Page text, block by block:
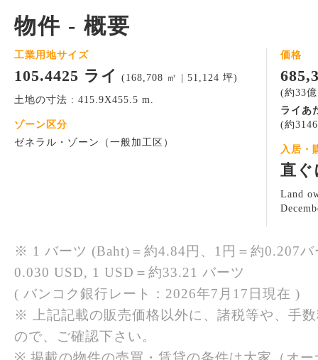
物件 - 概要
工業用地サイズ
105.4425 ライ (168,708 ㎡ | 51,124 坪)
土地の寸法 : 415.9X455.5 m.
ゾーン区分
ゼネラル・ゾーン（一般加工区）
価格
(約33
ライあ
(約
入居・
直ぐ
Land
※ 1 バーツ (Baht)＝約4.84円、1円＝約0.207
0.030 USD, 1 USD＝約33.21 バーツ
( バンコク銀行レート：2026年7月17日現在 )
※ 上記記載の販売価格以外に、諸税等や、手
ので、ご確認下さい。